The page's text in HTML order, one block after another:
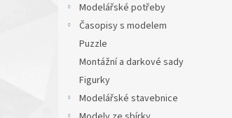
Modelářské potřeby
Časopisy s modelem
Puzzle
Montážní a darkové sady
Figurky
Modelářské stavebnice